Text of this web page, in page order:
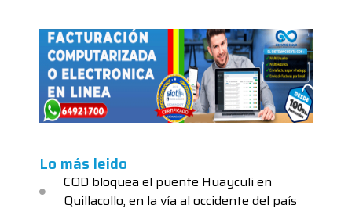
Lo más leido
COD bloquea el puente Huayculi en
Quillacollo, en la vía al occidente del país